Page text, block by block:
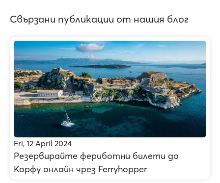
Свързани публикации от нашия блог
Fri, 12 April 2024
Резервирайте фериботни билети до
Корфу онлайн чрез Ferryhopper